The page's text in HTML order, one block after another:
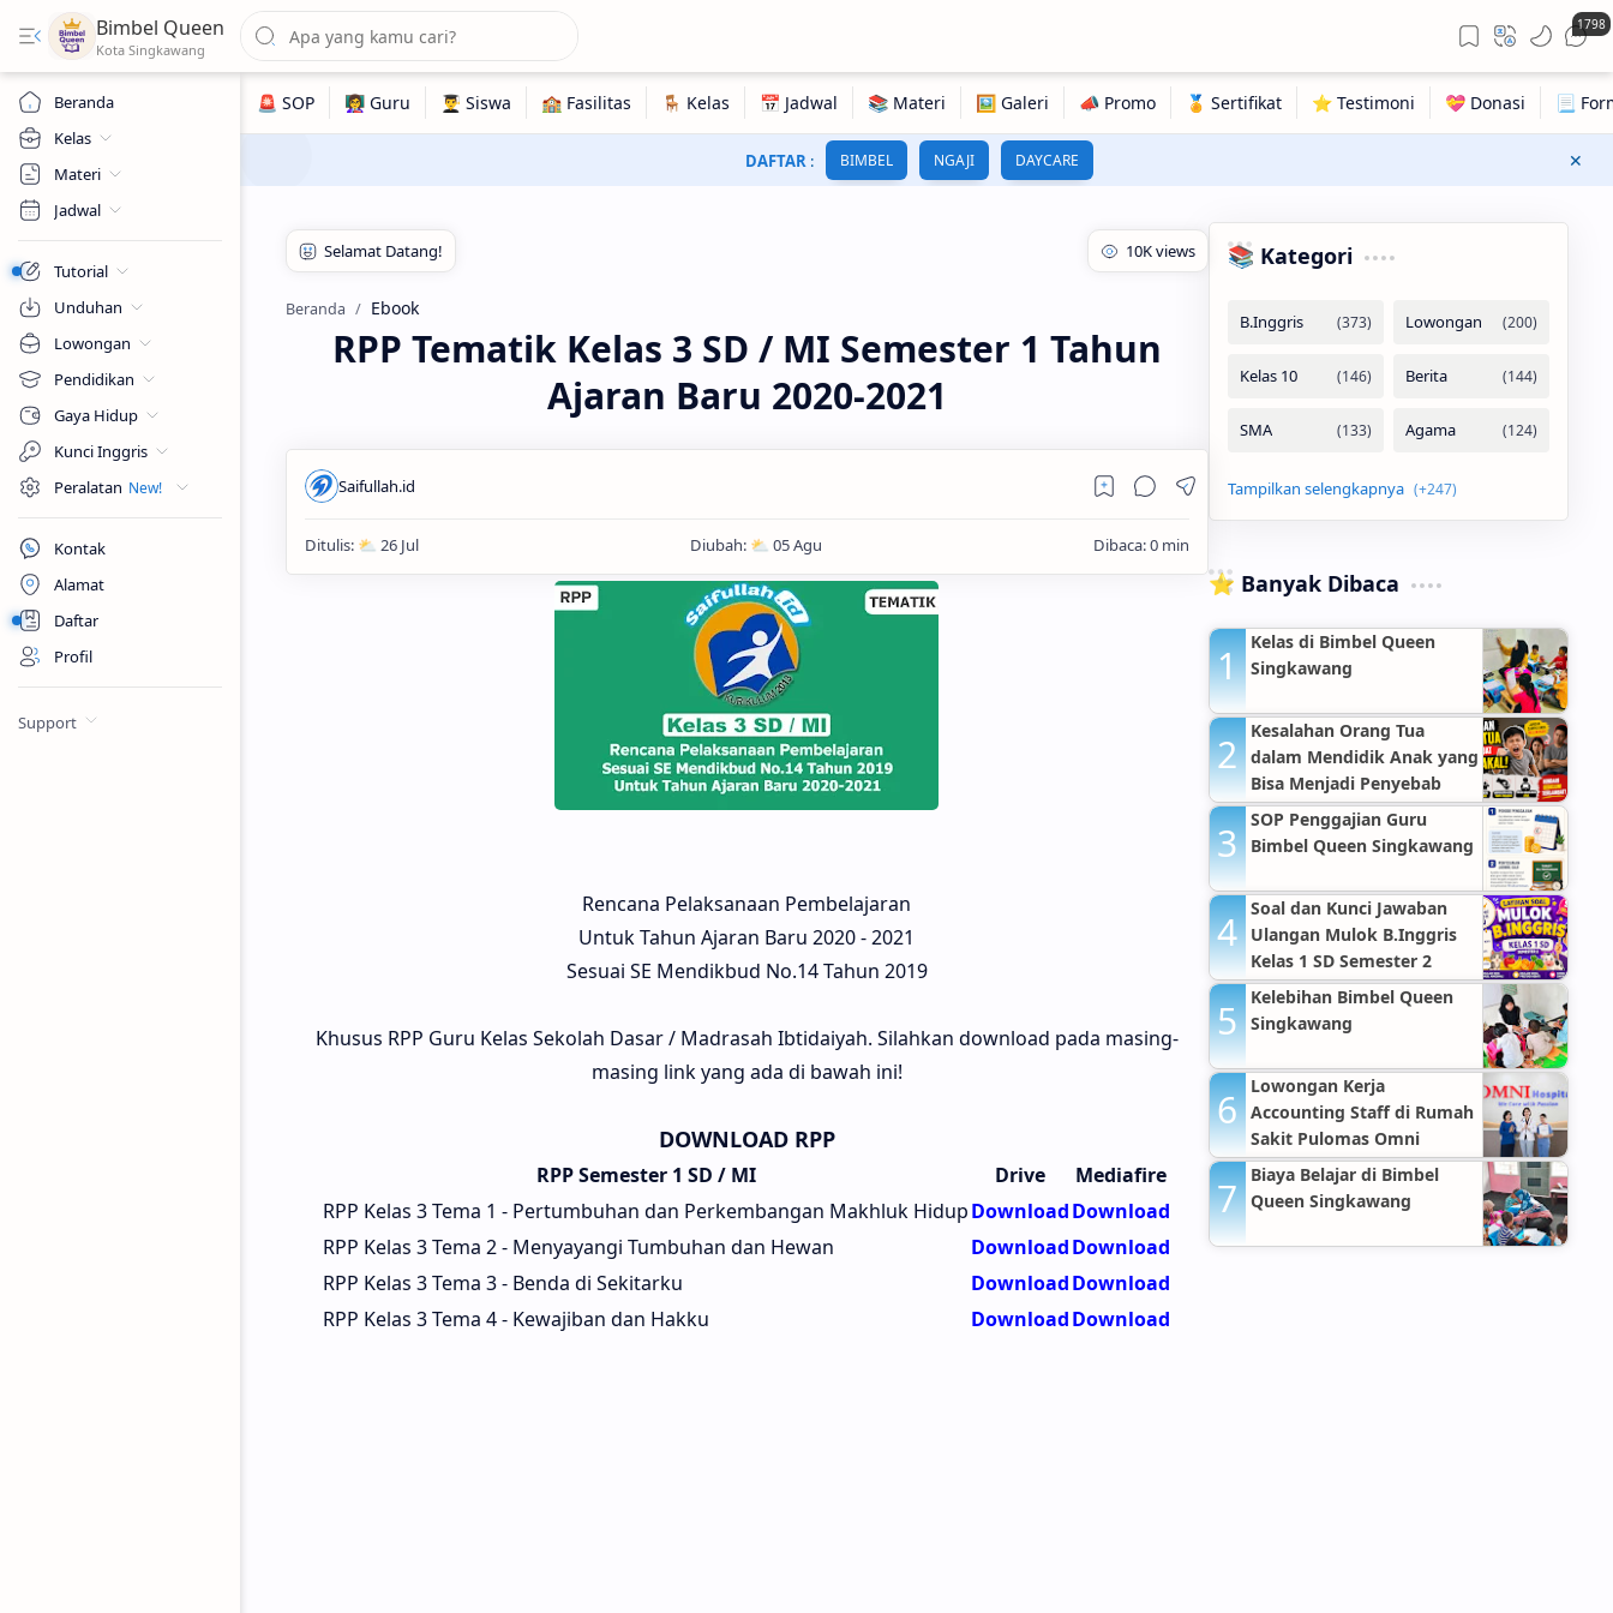
Bimbel Queen 1798
Beranda
Kelas
Materi
Jadwal
Tutorial
Unduhan
Lowongan
Pendidikan
Gaya Hidup
Kunci Inggris
Peralatan
Kontak
Alamat
Daftar
Profil
Support
DAFTAR : BIMBEL NGAJI DAYCARE
Beranda Ebook
RPP Tematik Kelas 3 SD / MI Semester 1 Tahun
Ajaran Baru 2020-2021
Rencana Pelaksanaan Pembelajaran
Untuk Tahun Ajaran Baru 2020 - 2021
Sesuai SE Mendikbud No.14 Tahun 2019
Khusus RPP Guru Kelas Sekolah Dasar / Madrasah Ibtidaiyah. Silahkan download pada masing-
masing link yang ada di bawah ini!
DOWNLOAD RPP
RPP Semester 1 SD / MI Drive
Mediafire
RPP Kelas 3 Tema 1 - Pertumbuhan dan Perkembangan Makhluk HidupDownloadDownload
RPP Kelas 3 Tema 2 - Menyayangi Tumbuhan dan Hewan
DownloadDownload
RPP Kelas 3 Tema 3 - Benda di Sekitarku
DownloadDownload
RPP Kelas 3 Tema 4 - Kewajiban dan Hakku
DownloadDownload
📚 Kategori
⭐ Banyak Dibaca
Kelas di Bimbel Queen
Singkawang
Kesalahan Orang Tua
dalam Mendidik Anak yang
Bisa Menjadi Penyebab
Anak Nakal
SOP Penggajian Guru
Bimbel Queen Singkawang
Soal dan Kunci Jawaban
Ulangan Mulok B.Inggris
Kelas 1 SD Semester 2
Kelebihan Bimbel Queen
Singkawang
Lowongan Kerja
Accounting Staff di Rumah
Sakit Pulomas Omni
Hospitals Jakarta Timur
Biaya Belajar di Bimbel
Queen Singkawang